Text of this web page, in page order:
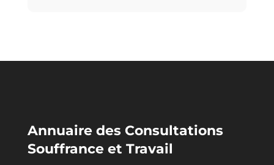
Annuaire des Consultations
Souffrance et Travail